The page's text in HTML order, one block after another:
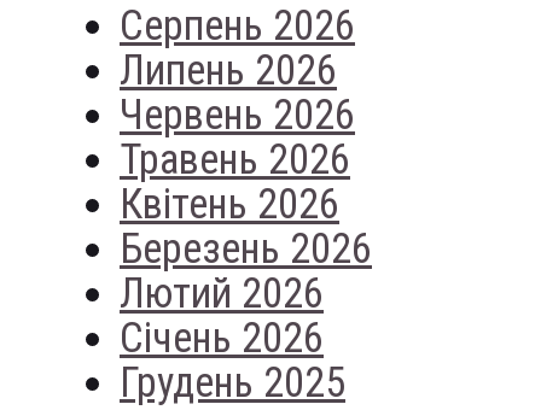
Серпень 2026
Липень 2026
Червень 2026
Травень 2026
Квітень 2026
Березень 2026
Лютий 2026
Січень 2026
Грудень 2025